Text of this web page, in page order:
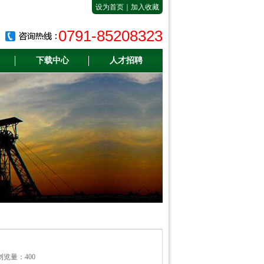
设为首页 加入收藏
0791-85208323
下载中心 人才招聘
量：400